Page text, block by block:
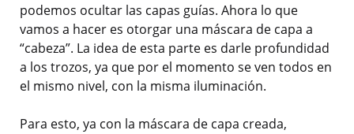
podemos ocultar las capas guías. Ahora lo que
vamos a hacer es otorgar una máscara de capa a
“cabeza”. La idea de esta parte es darle profundidad
a los trozos, ya que por el momento se ven todos en
el mismo nivel, con la misma iluminación.
Para esto, ya con la máscara de capa creada,